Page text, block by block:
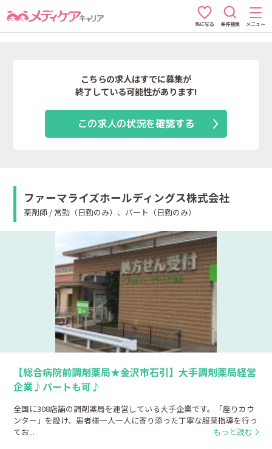
気になる 条件検索 メニュー
こちらの求人はすでに募集が
終了している可能性があります!
この求人の状況を確認する
ファーマライズホールディングス株式会社
薬剤師 / 常勤（日勤のみ）、パート（日勤のみ）
【総合病院前調剤薬局★金沢市石引】大手調剤薬局経営
企業♪パートも可♪
全国に308店舗の調剤薬局を運営している大手企業です。「座りカウ
ンター」を設け、患者様一人一人に寄り添った丁寧な服薬指導を行っ
てお...
もっと読む